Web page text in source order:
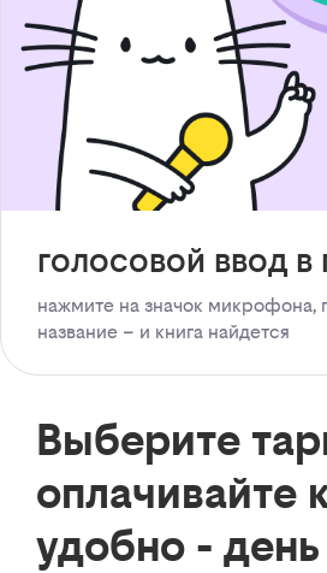
голосовой ввод в
нажмите на значок микрофона,
название – и книга найдется
Выберите
оплачивайте
удобно -